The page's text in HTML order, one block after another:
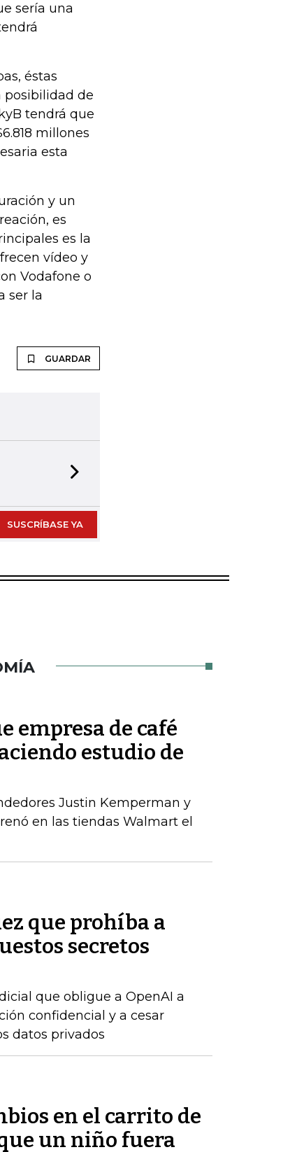
sería una
éstas
posibilidad de
tendrá que
millones
esta
y un
es
es la
vídeo y
Vodafone o
ser la
GUARDAR
SUSCRÍBASE YA
empresa de café
estudio de
Justin Kemperman y
en las tiendas Walmart el
que prohíba a
secretos
que obligue a OpenAI a
confidencial y a cesar
datos privados
en el carrito de
un niño fuera